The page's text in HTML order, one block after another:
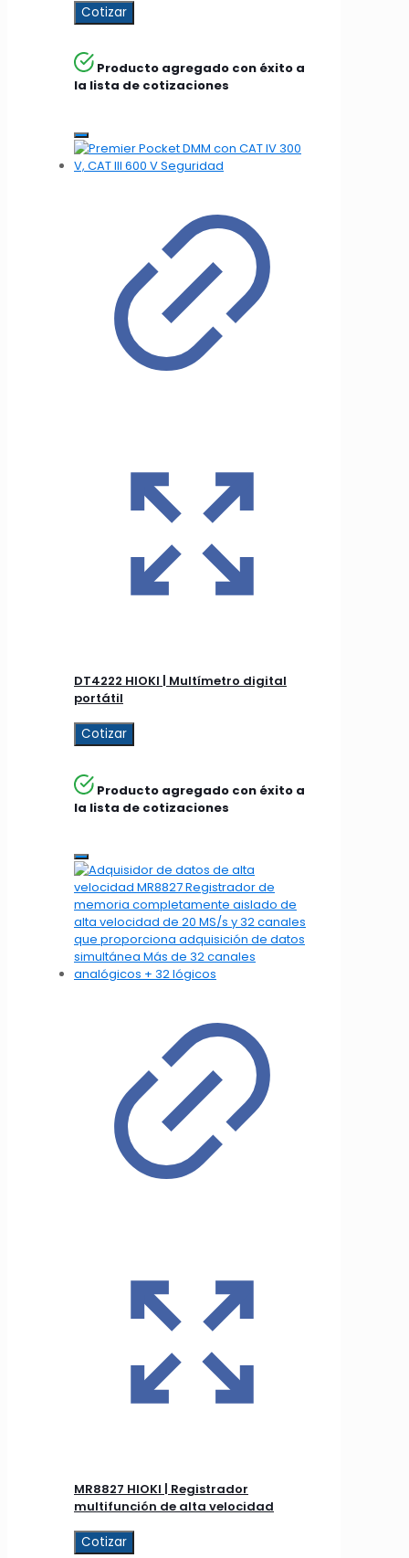
Cotizar
Producto agregado con éxito a
la lista de cotizaciones
DT4222 HIOKI | Multímetro digital
portátil
Cotizar
Producto agregado con éxito a
la lista de cotizaciones
MR8827 HIOKI | Registrador
multifunción de alta velocidad
Cotizar